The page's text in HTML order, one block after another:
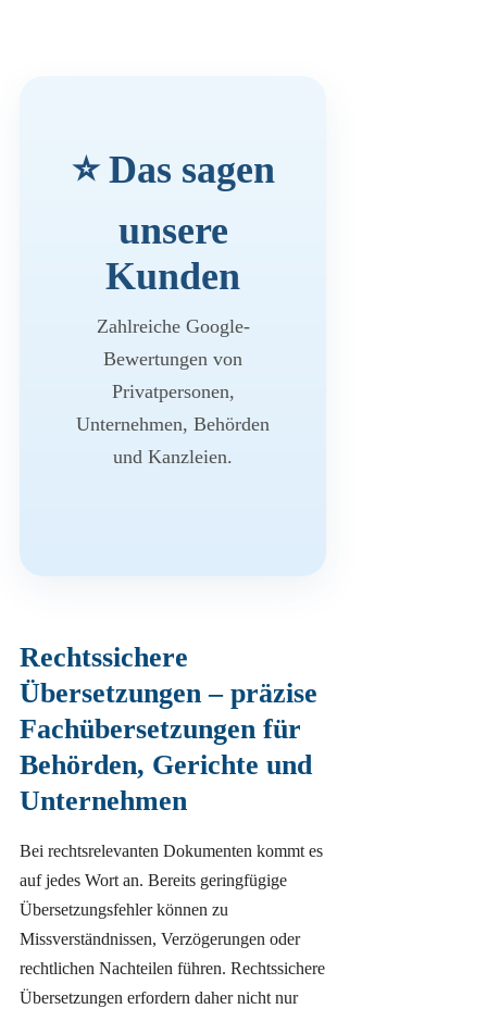
⭐ Das sagen
unsere
Kunden
Zahlreiche Google-
Bewertungen von
Privatpersonen,
Unternehmen, Behörden
und Kanzleien.
Rechtssichere
Übersetzungen – präzise
Fachübersetzungen für
Behörden, Gerichte und
Unternehmen
Bei rechtsrelevanten Dokumenten kommt es
auf jedes Wort an. Bereits geringfügige
Übersetzungsfehler können zu
Missverständnissen, Verzögerungen oder
rechtlichen Nachteilen führen. Rechtssichere
Übersetzungen erfordern daher nicht nur